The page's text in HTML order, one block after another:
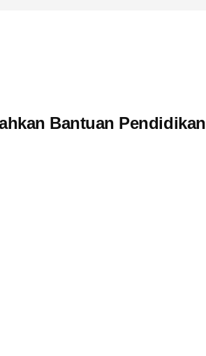
Bantuan Pendidikan